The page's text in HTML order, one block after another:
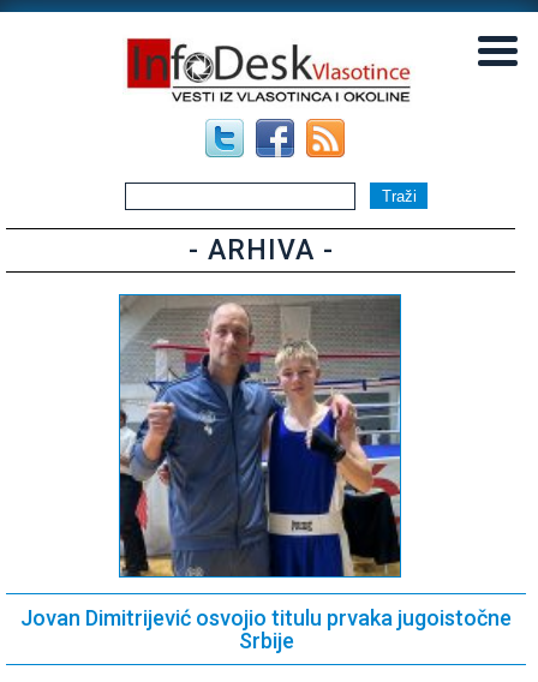
- ARHIVA -
Jovan Dimitrijević osvojio titulu prvaka jugoistočne
Srbije